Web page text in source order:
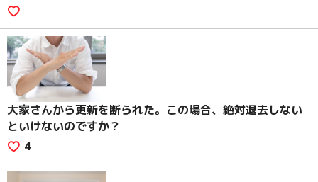
大家さんから更新を断られた。この場合、絶対退去しない
といけないのですか？
4